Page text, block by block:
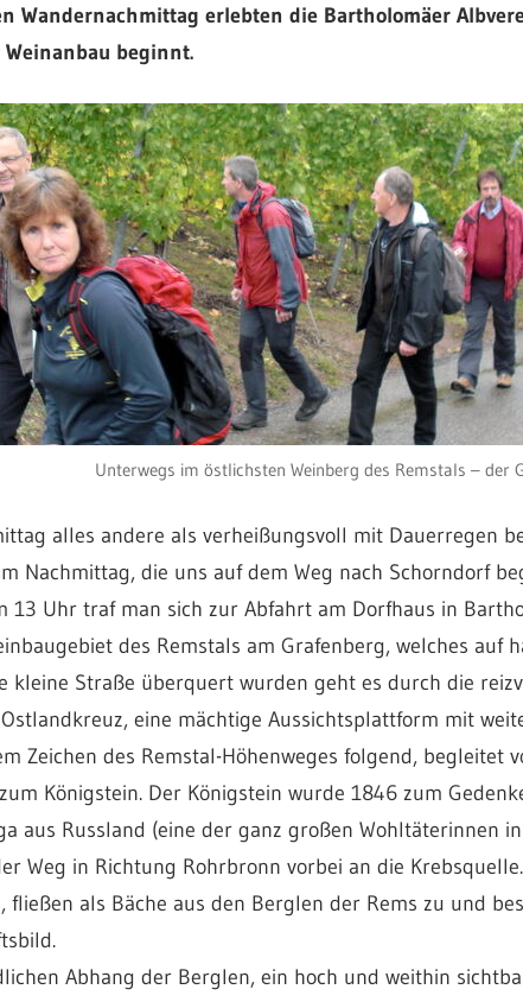
Wandernachmittag erlebten die Bartholomäer
beginnt.
Unterwegs im östlichsten Weinberg des Remstals – der
alles andere als verheißungsvoll mit Dauerregen
Nachmittag, die uns auf dem Weg nach Schorndorf
13 Uhr traf man sich zur Abfahrt am Dorfhaus in
des Remstals am Grafenberg, welches auf
kleine Straße überquert wurden geht es durch die
eine mächtige Aussichtsplattform mit
Zeichen des Remstal-Höhenweges folgend, begleitet
Königstein. Der Königstein wurde 1846 zum
aus Russland (eine der ganz großen Wohltäterinnen
Weg in Richtung Rohrbronn vorbei an die
fließen als Bäche aus den Berglen der Rems zu und
Abhang der Berglen, ein hoch und weithin